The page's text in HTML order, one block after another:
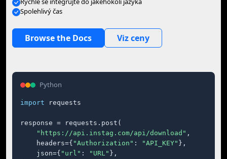
Spolehlivý čas
Browse the Docs Viz ceny
Python
import requests
response = requests.post(
"https://api.instag.com/api/download" ,
    headers={
"Authorization" : "API_KEY" },
    json={
"url" : "URL" },